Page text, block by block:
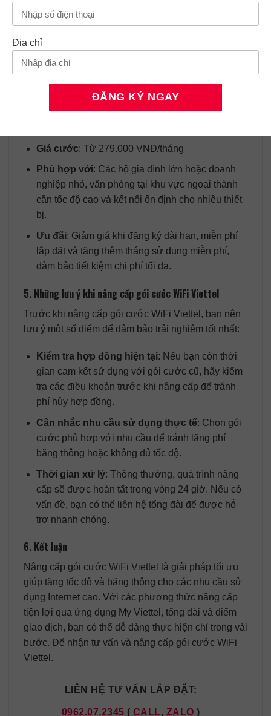
HD.
đồng thời nhận thêm tháng sử dụng miễn phí khi
đăng ký dài hạn.
4.4 Gói cước 400-1000Mbps – Dành cho nhu cầu
Giá cước: Từ 279.000 VNĐ/tháng
Phù hợp với: Các hộ gia đình lớn hoặc doanh
nghiệp nhỏ, văn phòng tại khu vực ngoại thành
cần tốc độ cao và kết nối ổn định cho nhiều thiết
bị.
Ưu đãi: Giảm giá khi đăng ký dài hạn, miễn phí
lắp đặt và tặng thêm tháng sử dụng miễn phí,
đảm bảo tiết kiệm chi phí tối đa.
5. Những lưu ý khi nâng cấp gói cước WiFi Viettel
Trước khi nâng cấp gói cước WiFi Viettel, bạn nên
lưu ý một số điểm để đảm bảo trải nghiệm tốt nhất:
Kiểm tra hợp đồng hiện tại: Nếu bạn còn thời
gian cam kết sử dụng với gói cước cũ, hãy kiểm
tra các điều khoản trước khi nâng cấp để tránh
phí hủy hợp đồng.
Cân nhắc nhu cầu sử dụng thực tế: Chọn gói
cước phù hợp với nhu cầu để tránh lãng phí
băng thông hoặc không đủ tốc độ.
Thời gian xử lý: Thông thường, quá trình nâng
cấp sẽ được hoàn tất trong vòng 24 giờ. Nếu có
vấn đề, bạn có thể liên hệ tổng đài để được hỗ
trợ nhanh chóng.
6. Kết luận
Nâng cấp gói cước WiFi Viettel là giải pháp tối ưu
giúp tăng tốc độ và băng thông cho các nhu cầu sử
dụng Internet cao. Với các phương thức nâng cấp
tiện lợi qua ứng dụng My Viettel, tổng đài và điểm
giao dịch, bạn có thể dễ dàng thực hiện chỉ trong vài
bước. Để nhận tư vấn và nâng cấp gói cước WiFi
Viettel.
LIÊN HỆ TƯ VẤN LẮP ĐẶT:
0962.07.2345 ( CALL, ZALO )
Địa chỉ